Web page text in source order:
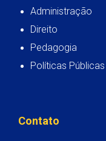
Administração
Direito
Pedagogia
Políticas
Contato